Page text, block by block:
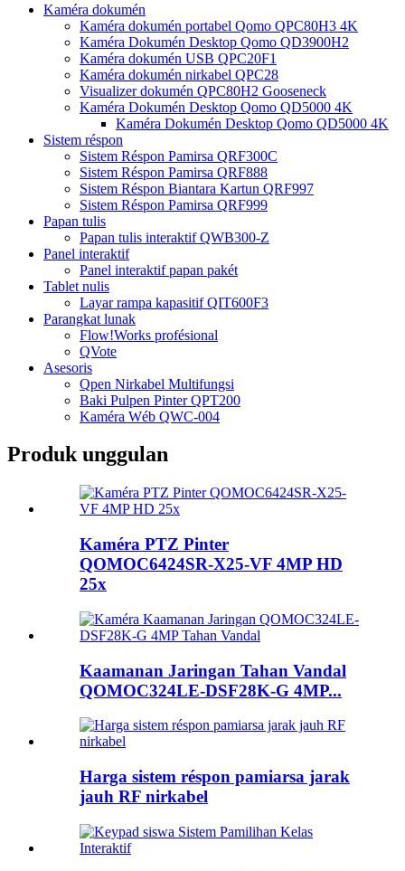
Kaméra dokumén
Kaméra dokumén portabel Qomo QPC80H3 4K
Kaméra Dokumén Desktop Qomo QD3900H2
Kaméra dokumén USB QPC20F1
Kaméra dokumén nirkabel QPC28
Visualizer dokumén QPC80H2 Gooseneck
Kaméra Dokumén Desktop Qomo QD5000 4K
Kaméra Dokumén Desktop Qomo QD5000 4K
Sistem réspon
Sistem Réspon Pamirsa QRF300C
Sistem Réspon Pamirsa QRF888
Sistem Réspon Biantara Kartun QRF997
Sistem Réspon Pamirsa QRF999
Papan tulis
Papan tulis interaktif QWB300-Z
Panel interaktif
Panel interaktif papan pakét
Tablet nulis
Layar rampa kapasitif QIT600F3
Parangkat lunak
Flow!Works profésional
QVote
Asesoris
Qpen Nirkabel Multifungsi
Baki Pulpen Pinter QPT200
Kaméra Wéb QWC-004
Produk unggulan
Kaméra PTZ Pinter
QOMOC6424SR-X25-VF 4MP HD
25x
Kaamanan Jaringan Tahan Vandal
QOMOC324LE-DSF28K-G 4MP...
Harga sistem réspon pamiarsa jarak
jauh RF nirkabel